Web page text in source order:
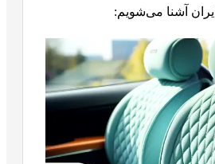
آشنا می‌شویم: